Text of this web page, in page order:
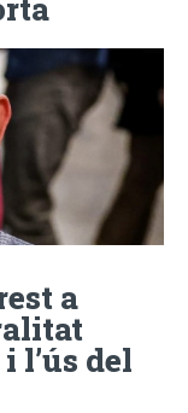
a
l’ús del